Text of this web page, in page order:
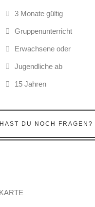
3 Monate gültig
Gruppenunterricht
Erwachsene oder
Jugendliche ab
15 Jahren
HAST DU NOCH FRAGEN?